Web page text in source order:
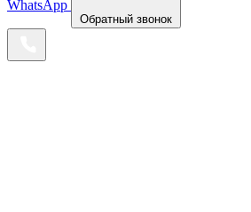
WhatsApp
Обратный звонок